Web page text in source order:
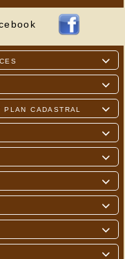



cadastral





